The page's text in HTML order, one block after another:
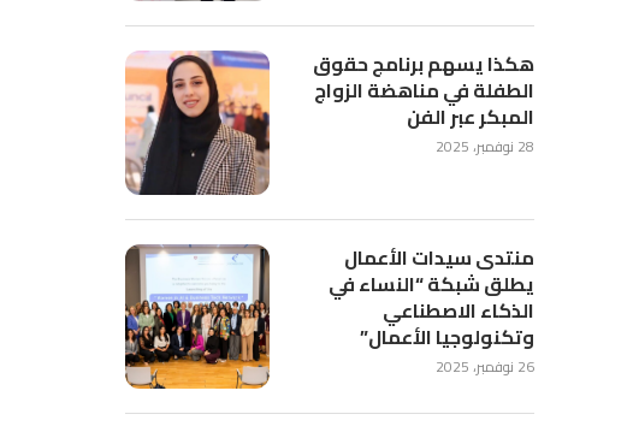
هكذا يسهم برنامج حقوق
الطفلة في مناهضة الزواج
المبكر عبر الفن
28 نوفمبر، 2025
منتدى سيدات الأعمال
يطلق شبكة “النساء في
الذكاء الاصطناعي
وتكنولوجيا الأعمال”
26 نوفمبر، 2025